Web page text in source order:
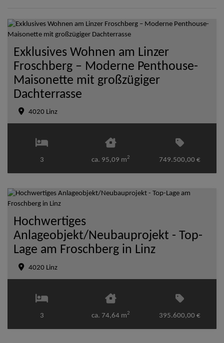
Exklusives Wohnen am Linzer
Froschberg – Moderne Penthouse-
Maisonette mit großzügiger
Dachterrasse
4020 Linz
3 ca. 95,09 m2 749.500,00 €
Hochwertiges
Anlageobjekt/Neubauprojekt - Top-
Lage am Froschberg in Linz
4020 Linz
3 ca. 74,64 m2 395.600,00 €